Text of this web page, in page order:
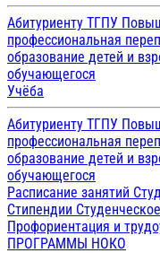
Абитуриенту ТГПУ
профессиональная
образование детей и
обучающегося
Учёба
Абитуриенту ТГПУ
профессиональная
образование детей и
обучающегося
Расписание занятий
Стипендии
Профориентация и
ПРОГРАММЫ НОКО